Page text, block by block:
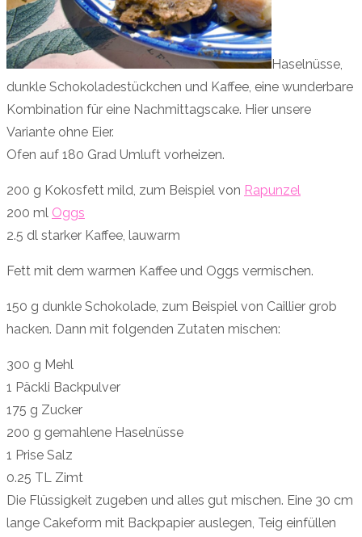
Haselnüsse,
dunkle Schokoladestückchen und Kaffee, eine wunderbare
Kombination für eine Nachmittagscake. Hier unsere
Variante ohne Eier.
Ofen auf 180 Grad Umluft vorheizen.
200 g Kokosfett mild, zum Beispiel von Rapunzel
200 ml Oggs
2.5 dl starker Kaffee, lauwarm
Fett mit dem warmen Kaffee und Oggs vermischen.
150 g dunkle Schokolade, zum Beispiel von Caillier grob
hacken. Dann mit folgenden Zutaten mischen:
300 g Mehl
1 Päckli Backpulver
175 g Zucker
200 g gemahlene Haselnüsse
1 Prise Salz
0.25 TL Zimt
Die Flüssigkeit zugeben und alles gut mischen. Eine 30 cm
lange Cakeform mit Backpapier auslegen, Teig einfüllen